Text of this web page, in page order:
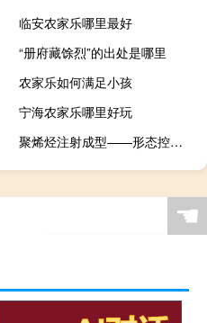
临安农家乐哪里最好
“册府藏馀烈”的出处是哪里
农家乐如何满足小孩
宁海农家乐哪里好玩
聚烯烃注射成型——形态控制与性能(关于聚烯烃注射成型——形态控制与性能简述)
☚